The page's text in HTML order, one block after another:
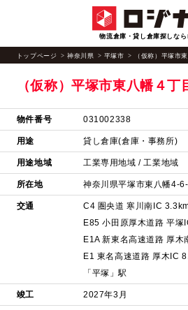
物流倉庫・貸し倉庫探しな
トップページ 神奈川県 平塚市 （仮称）平塚市
（仮称）平塚市東八幡４丁
物件番号 031002338
用途 貸し倉庫(倉庫・事務所)
用途地域 工業専用地域 / 工業地域
所在地 神奈川県平塚市東八幡4-
交通
C4 圏央道 寒川南IC
E85 小田原厚木道路 平塚
E1A 新東名高速道路 厚木
E1 東名高速道路 厚木IC
「平塚」駅
竣工 2027年3月